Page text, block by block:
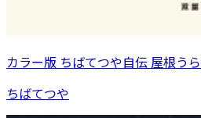
カラー版 ちばてつや自伝 屋根う
ちばてつや